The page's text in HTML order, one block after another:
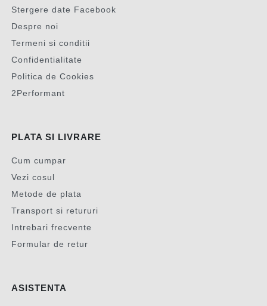
Stergere date Facebook
Despre noi
Termeni si conditii
Confidentialitate
Politica de Cookies
2Performant
PLATA SI LIVRARE
Cum cumpar
Vezi cosul
Metode de plata
Transport si retururi
Intrebari frecvente
Formular de retur
ASISTENTA